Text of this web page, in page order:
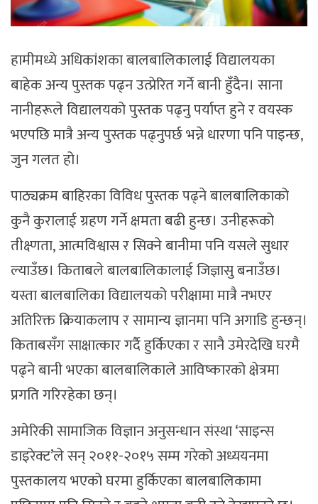
हामीमध्ये अधिकांशका बालबालिकालाई विद्यालयका
बाहेक अन्य पुस्तक पढ्न उत्प्रेरित गर्ने बानी हुँदैन। साना
नानीहरूले विद्यालयको पुस्तक पढ्नु पर्याप्त हुने र वयस्क
भएपछि मात्रै अन्य पुस्तक पढ्नुपर्छ भन्ने धारणा पनि पाइन्छ,
जुन गलत हो।
पाठ्यक्रम बाहिरका विविध पुस्तक पढ्ने बालबालिकाको
कुनै कुरालाई ग्रहण गर्ने क्षमता बढी हुन्छ। उनीहरूको
तीक्ष्णता, आत्मविश्वास र सिक्ने बानीमा पनि यसले सुधार
ल्याउँछ। किताबले बालबालिकालाई जिज्ञासु बनाउँछ।
यस्ता बालबालिका विद्यालयको परीक्षामा मात्रै नभएर
अतिरिक्त क्रियाकलाप र सामान्य ज्ञानमा पनि अगाडि हुन्छन्।
किताबसँग साक्षात्कार गर्दै हुर्किएका र सानै उमेरदेखि घरमै
पढ्ने बानी भएका बालबालिकाले आविष्कारको क्षेत्रमा
प्रगति गरिरहेका छन्।
अमेरिकी सामाजिक विज्ञान अनुसन्धान संस्था ‘साइन्स
डाइरेक्ट’ले सन् २०११-२०१५ सम्म गरेको अध्ययनमा
पुस्तकालय भएको घरमा हुर्किएका बालबालिकामा